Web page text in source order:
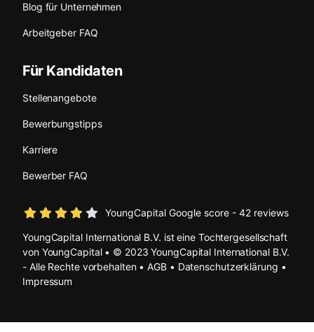
Blog für Unternehmen
Arbeitgeber FAQ
Für Kandidaten
Stellenangebote
Bewerbungstipps
Karriere
Bewerber FAQ
YoungCapital Google score - 42 reviews
YoungCapital International B.V. ist eine Tochtergesellschaft
von YoungCapital • © 2023 YoungCapital International B.V.
- Alle Rechte vorbehalten •AGB• Datenschutzerklärung •
Impressum